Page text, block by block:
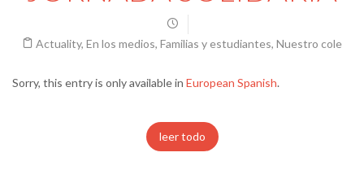
Actuality, En los medios, Familias y estudiantes, Nuestro cole
Sorry, this entry is only available in European Spanish.
leer todo